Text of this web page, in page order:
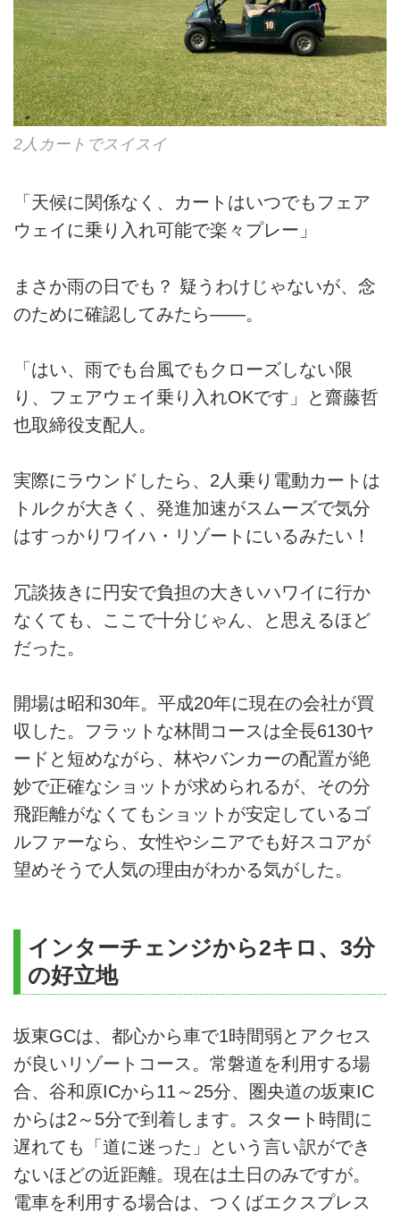
2人カートでスイスイ
「天候に関係なく、カートはいつでもフェア
ウェイに乗り入れ可能で楽々プレー」
まさか雨の日でも？ 疑うわけじゃないが、念
のために確認してみたら――。
「はい、雨でも台風でもクローズしない限
り、フェアウェイ乗り入れOKです」と齋藤哲
也取締役支配人。
実際にラウンドしたら、2人乗り電動カートは
トルクが大きく、発進加速がスムーズで気分
はすっかりワイハ・リゾートにいるみたい！
冗談抜きに円安で負担の大きいハワイに行か
なくても、ここで十分じゃん、と思えるほど
だった。
開場は昭和30年。平成20年に現在の会社が買
収した。フラットな林間コースは全長6130ヤ
ードと短めながら、林やバンカーの配置が絶
妙で正確なショットが求められるが、その分
飛距離がなくてもショットが安定しているゴ
ルファーなら、女性やシニアでも好スコアが
望めそうで人気の理由がわかる気がした。
インターチェンジから2キロ、3分
の好立地
坂東GCは、都心から車で1時間弱とアクセス
が良いリゾートコース。常磐道を利用する場
合、谷和原ICから11～25分、圏央道の坂東IC
からは2～5分で到着します。スタート時間に
遅れても「道に迷った」という言い訳ができ
ないほどの近距離。現在は土日のみですが。
電車を利用する場合は、つくばエクスプレス